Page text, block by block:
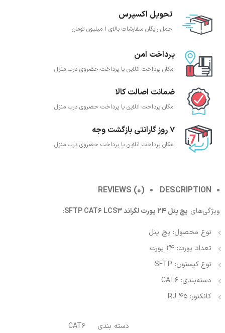
تحویل اکسپرس
حمل رایگان سفارشات بالای 1 میلیون تومان
پرداخت امن
امکان پرداخت انلاین یا پرداخت حضروی درب منزل
ضمانت اصالت کالا
امکان پرداخت انلاین یا پرداخت حضروی درب منزل
7 روز گارانتی بازگشت وجه
امکان پرداخت انلاین یا پرداخت حضروی درب منزل
DESCRIPTION
REVIEWS (0)
ویژگی‌های پچ پنل 24 پورت لگراند SFTP CAT6 LCS3
:
نوع محصول: پچ پنل
تعداد پورت: 24 پورت
نوع کیستون: SFTP
دسته‌بندی: CAT6
کانکتور: RJ 45
دسته بندی CAT6